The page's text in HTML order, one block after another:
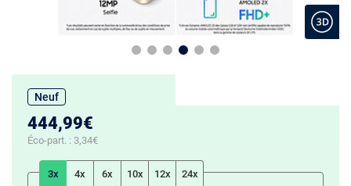
Neuf
444,99€
Éco-part. : 3,34€
3x 4x 6x 10x 12x 24x